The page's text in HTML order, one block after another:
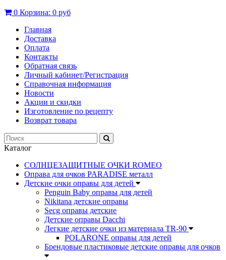
0 Корзина: 0 руб
Главная
Доставка
Оплата
Контакты
Обратная связь
Личный кабинет/Регистрация
Справочная информация
Новости
Акции и скидки
Изготовление по рецепту
Возврат товара
Каталог
СОЛНЦЕЗАЩИТНЫЕ ОЧКИ ROMEO
Оправа для очков PARADISE металл
Детские очки оправы для детей
Penguin Baby оправы для детей
Nikitana детские оправы
Secg оправы детские
Детские оправы Dacchi
Легкие детские очки из материала TR-90
POLARONE оправы для детей
Брендовые пластиковые детские оправы для очков